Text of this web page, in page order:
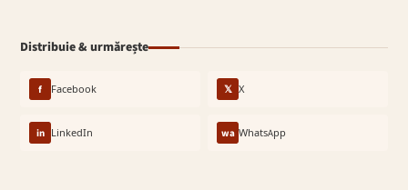
Distribuie & urmărește
f Facebook 𝕏 X
in LinkedIn wa WhatsApp